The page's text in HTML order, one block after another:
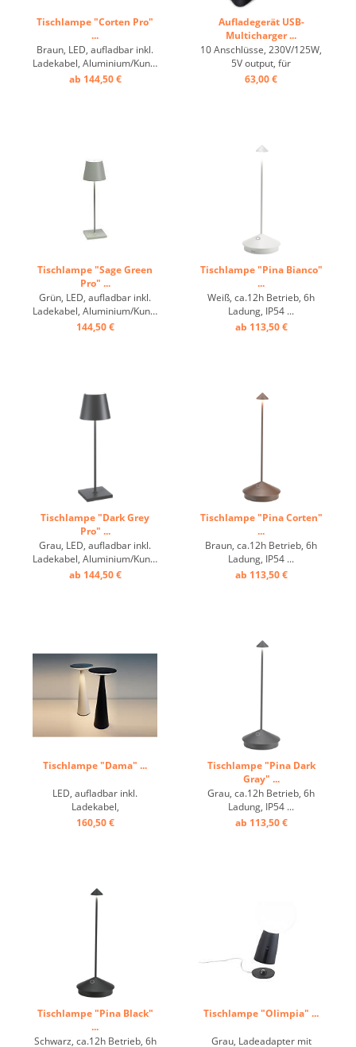
Tischlampe "Corten Pro"
...
Braun, LED, aufladbar inkl.
Ladekabel, Aluminium/Kunststoff,
ca. 9 h Betrieb, dimmbar ...
ab 144,50 €
Aufladegerät USB-
Multicharger ...
10 Anschlüsse, 230V/125W,
5V output, für
Heizkissen/Lampen/Menükarten,
63,00 €
Tischlampe "Sage Green
Pro" ...
Grün, LED, aufladbar inkl.
Ladekabel, Aluminium/Kunststoff,
ca. 9 h Betrieb, dimmbar ...
144,50 €
Tischlampe "Pina Bianco"
...
Weiß, ca.12h Betrieb, 6h
Ladung, IP54 ...
ab 113,50 €
Tischlampe "Dark Grey
Pro" ...
Grau, LED, aufladbar inkl.
Ladekabel, Aluminium/Kunststoff,
ca. 9 h Betrieb, dimmbar ...
ab 144,50 €
Tischlampe "Pina Corten"
...
Braun, ca.12h Betrieb, 6h
Ladung, IP54 ...
ab 113,50 €
Tischlampe "Dama" ...
LED, aufladbar inkl.
Ladekabel,
Aluminium/Kunststoff, ca. 9
160,50 €
Tischlampe "Pina Dark
Gray" ...
Grau, ca.12h Betrieb, 6h
Ladung, IP54 ...
ab 113,50 €
Tischlampe "Pina Black"
...
Schwarz, ca.12h Betrieb, 6h
Tischlampe "Olimpia" ...
Grau, Ladeadapter mit